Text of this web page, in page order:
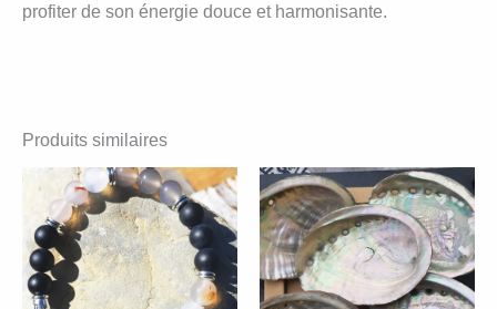
profiter de son énergie douce et harmonisante.
Produits similaires